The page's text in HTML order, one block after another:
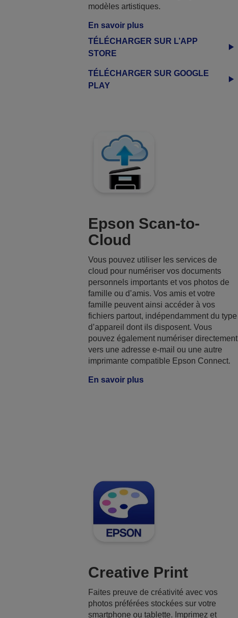
modèles artistiques.
En savoir plus
TÉLÉCHARGER SUR L’APP
STORE
TÉLÉCHARGER SUR GOOGLE
PLAY
Epson Scan-to-
Cloud
Vous pouvez utiliser les services de
cloud pour numériser vos documents
personnels importants et vos photos de
famille ou d’amis. Vos amis et votre
famille peuvent ainsi accéder à vos
fichiers partout, indépendamment du type
d’appareil dont ils disposent. Vous
pouvez également numériser directement
vers une adresse e-mail ou une autre
imprimante compatible Epson Connect.
En savoir plus
Creative Print
Faites preuve de créativité avec vos
photos préférées stockées sur votre
smartphone ou tablette. Imprimez et